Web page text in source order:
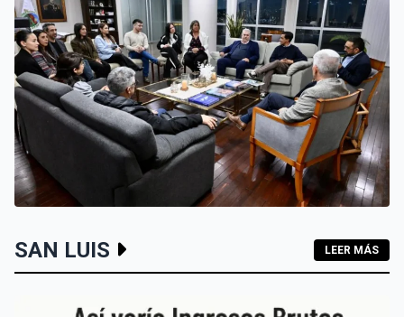
LA PROVINCIA IMPULSA NUEVAS ETAPAS EN LA
CONSTRUCCIÓN DE VIVIENDAS EN PUEYRREDÓN
SAN LUIS QUIERE POSICIONARSE COMO SEDE DEL
TURISMO DE REUNIONES
SAN LUIS LEER MÁS